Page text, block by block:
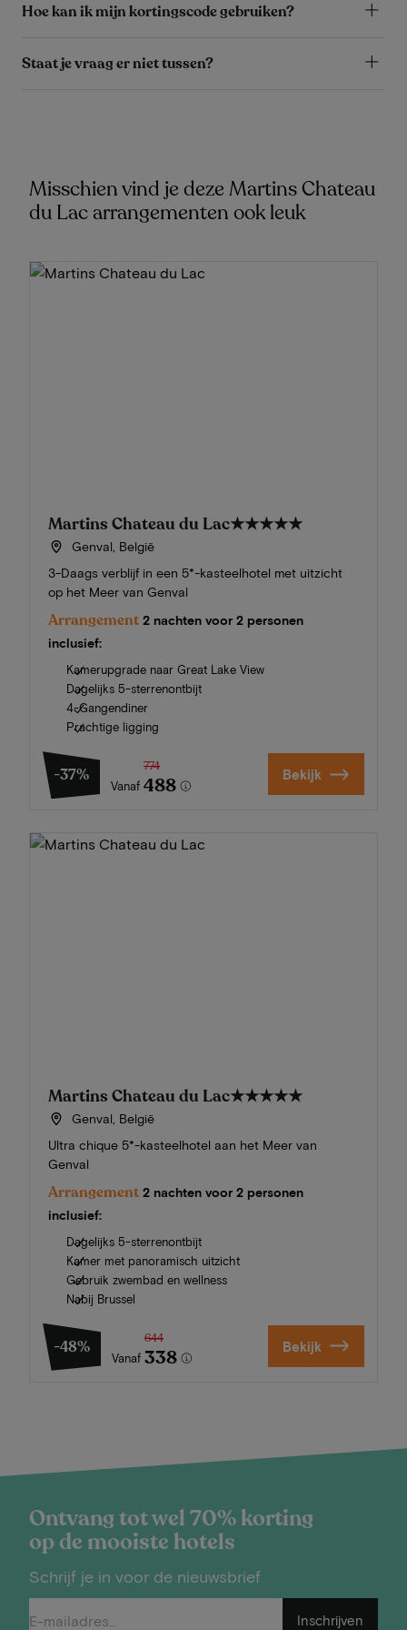
Hoe kan ik mijn kortingscode gebruiken?
Staat je vraag er niet tussen?
Misschien vind je deze Martins Chateau
du Lac arrangementen ook leuk
Martins Chateau du Lac★★★★★
Genval, België
3-Daags verblijf in een 5*-kasteelhotel met uitzicht
op het Meer van Genval
Arrangement 2 nachten voor 2 personen
inclusief:
Kamerupgrade naar Great Lake View
Dagelijks 5-sterrenontbijt
4-Gangendiner
Prachtige ligging
-37%
Vanaf
774
488 Bekijk
Martins Chateau du Lac★★★★★
Genval, België
Ultra chique 5*-kasteelhotel aan het Meer van
Genval
Arrangement 2 nachten voor 2 personen
inclusief:
Dagelijks 5-sterrenontbijt
Kamer met panoramisch uitzicht
Gebruik zwembad en wellness
Nabij Brussel
-48%
Vanaf
644
338 Bekijk
Ontvang tot wel 70% korting
op de mooiste hotels
Schrijf je in voor de nieuwsbrief
Inschrijven